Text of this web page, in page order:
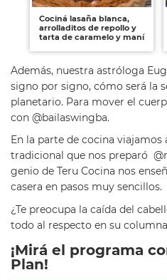
Cociná lasaña blanca,
arrolladitos de repollo y
tarta de caramelo y maní
Además, nuestra astróloga
signo por signo, cómo será la
planetario. Para mover el
con @bailaswingba.
En la parte de cocina
tradicional que nos preparó
genio de Teru Cocina nos
casera en pasos muy sencillos.
¿Te preocupa la caída del
todo al respecto en su
¡Mirá el programa
Plan!